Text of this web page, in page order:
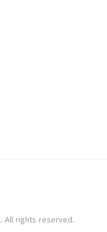
All rights reserved.